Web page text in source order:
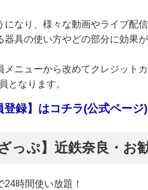
なり、様々な動画やライブ配
器具の使い方やどの部分に効果
メニューから改めてクレジット
となります。
録】はコチラ(公式ページ)
っぷ】近鉄奈良・お
時間使い放題！